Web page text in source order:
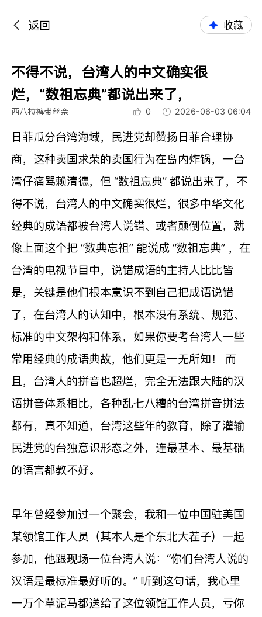
返回 收藏
不得不说，台湾人的中文确实很
烂，“数祖忘典”都说出来了，
西八拉裤带丝奈 0 2026-06-03 06:04
日菲瓜分台湾海域，民进党却赞扬日菲合理协
商，这种卖国求荣的卖国行为在岛内炸锅，一台
湾仔痛骂赖清德，但 “数祖忘典” 都说出来了，不
得不说，台湾人的中文确实很烂，很多中华文化
经典的成语都被台湾人说错、或者颠倒位置，就
像上面这个把 “数典忘祖” 能说成 “数祖忘典” ，在
台湾的电视节目中，说错成语的主持人比比皆
是，关键是他们根本意识不到自己把成语说错
了，在台湾人的认知中，根本没有系统、规范、
标准的中文架构和体系，如果你要考台湾人一些
常用经典的成语典故，他们更是一无所知！ 而
且，台湾人的拼音也超烂，完全无法跟大陆的汉
语拼音体系相比，各种乱七八糟的台湾拼音拼法
都有，真不知道，台湾这些年的教育，除了灌输
民进党的台独意识形态之外，连最基本、最基础
的语言都教不好。
早年曾经参加过一个聚会，我和一位中国驻美国
某领馆工作人员（其本人是个东北大茬子）一起
参加，他跟现场一位台湾人说：“你们台湾人说的
汉语是最标准最好听的。” 听到这句话，我心里
一万个草泥马都送给了这位领馆工作人员，亏你